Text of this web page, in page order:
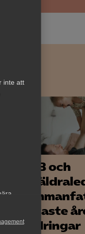
inte att
VAB och
senaste
ändringar